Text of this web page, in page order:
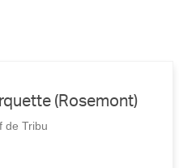
(Rosemont)
de Tribu